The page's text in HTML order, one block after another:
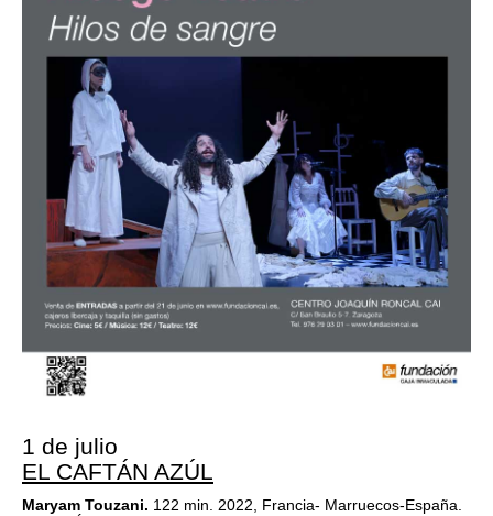
1 de julio
EL CAFTÁN AZÚL
Maryam Touzani. 122 min. 2022, Francia- Marruecos-España.